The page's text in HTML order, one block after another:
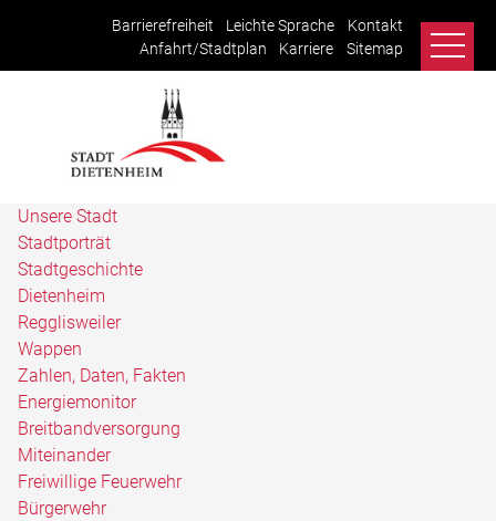
Barrierefreiheit Leichte Sprache
Kontakt
Anfahrt/Stadtplan
Karriere Sitemap
Unsere Stadt
Stadtporträt
Stadtgeschichte
Dietenheim
Regglisweiler
Wappen
Zahlen, Daten, Fakten
Energiemonitor
Breitbandversorgung
Miteinander
Freiwillige Feuerwehr
Bürgerwehr